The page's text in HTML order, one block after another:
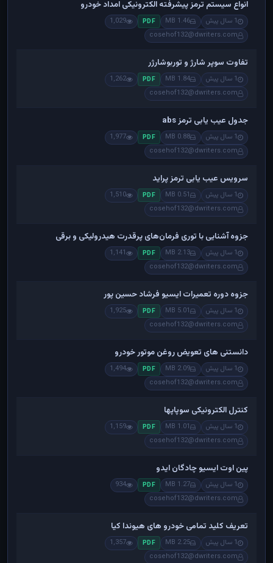
انواع سیستم ترمز پیشرفته الکترونیکی امداد خودرو
1 سال پیش 1.46 MB
PDF
1,029
cosehof132@dwriters.com
تفاوت سوپر شارژ و توربوشارژر
1 سال پیش 1.84 MB
PDF
1,262
cosehof132@dwriters.com
جدول عیب یابی ترمز abs
1 سال پیش 0.88 MB
PDF
1,977
cosehof132@dwriters.com
سرویس عیب یابی ترمز پراید
1 سال پیش 0.51 MB
PDF
1,510
cosehof132@dwriters.com
جزوه آشنایی با توری فرمان‌های پرقدرت هیدرولیکی و برقی
1 سال پیش 2.13 MB
PDF
1,141
cosehof132@dwriters.com
جزوه دوره تعمیرات ایسیو فرشاد حسین پور
1 سال پیش 5.01 MB
PDF
1,925
cosehof132@dwriters.com
دانستنی های تعویض روغن موتور خودرو
1 سال پیش 2.09 MB
PDF
1,494
cosehof132@dwriters.com
کنترل الکترونیکی سوپاپها
1 سال پیش 1.01 MB
PDF
1,159
cosehof132@dwriters.com
پین اوت ایسیو چادگان ایدو
1 سال پیش 1.27 MB
PDF
934
cosehof132@dwriters.com
تعریف کلید تمامی خودرو های هیوندا کیا
1 سال پیش 2.25 MB
PDF
1,357
cosehof132@dwriters.com